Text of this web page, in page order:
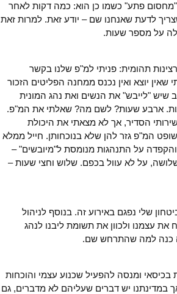
"מחסום פתע" כשמו כן הוא: כמה דקות לאחר
לדעת שאנחנו שם – יודע זאת. למרות זאת
על מספר שעות.
תהומית: פניתי למ"פ שלנו בקשר
נשים מבלטה, אם ובתה בת ה-23. חשבתי שאין יוצא ואין נכנס ממחנה הפליטים הזכור
שיש "לייבש" את הנשים ואת נהג המונית
ארבע שעות? לשם מה? שאלתי את המ"פ.
הסדיר, אך לא מצאתי את היכולת
המ"פ גזר להן שלא בנוכחותן. חייל ממלא
על התנהגות מנומסת ל"מיובשים" –
על לא עוול בכפם. שלוש וחצי שעות –
שלי נפגם באירוע זה. בנוסף לניהול
את עצמנו ולכוון את תשומת ליבנו לנהג
כנה למה שהתרחש שם.
בכיסאי ומנסה להפעיל שכנוע עצמי והוכחות
במדינתנו יש דברים שעליהם לא מדברים, גם